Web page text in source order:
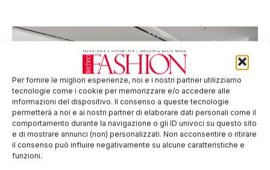
Per fornire le migliori esperienze, noi e i nostri partner utilizziamo
tecnologie come i cookie per memorizzare e/o accedere alle
informazioni del dispositivo. Il consenso a queste tecnologie
permetterà a noi e ai nostri partner di elaborare dati personali come il
comportamento durante la navigazione o gli ID univoci su questo sito
e di mostrare annunci (non) personalizzati. Non acconsentire o ritirare
il consenso può influire negativamente su alcune caratteristiche e
funzioni.
Ermanno Scervino apre a Bucarest